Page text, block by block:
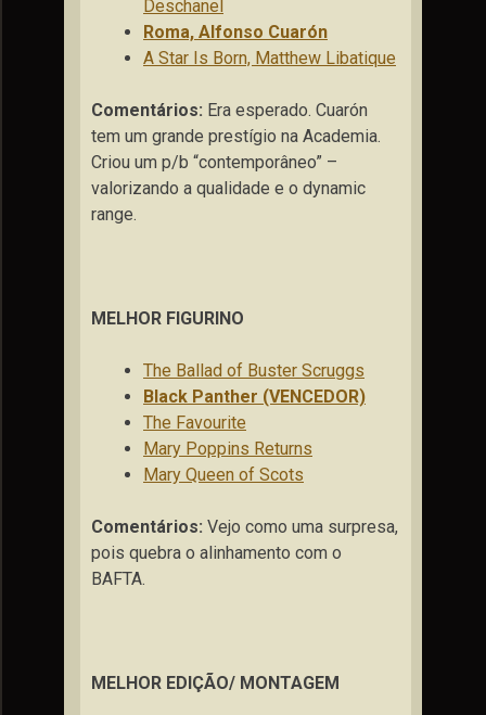
Deschanel
Roma, Alfonso Cuarón
A Star Is Born, Matthew Libatique
Comentários: Era esperado. Cuarón
tem um grande prestígio na Academia.
Criou um p/b “contemporâneo” –
valorizando a qualidade e o dynamic
range.
MELHOR FIGURINO
The Ballad of Buster Scruggs
Black Panther (VENCEDOR)
The Favourite
Mary Poppins Returns
Mary Queen of Scots
Comentários: Vejo como uma surpresa,
pois quebra o alinhamento com o
BAFTA.
MELHOR EDIÇÃO/ MONTAGEM